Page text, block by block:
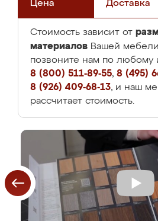
Цена Доставка
Стоимость зависит от
материалов Вашей
позвоните нам по любому
8 (800) 511-89-55, 8 (495)
8 (926) 409-68-13, и наш
рассчитает стоимость.